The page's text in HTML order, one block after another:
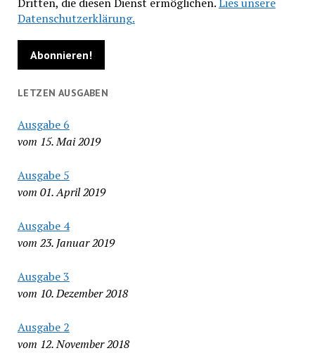
Dritten, die diesen Dienst ermöglichen.Lies unsere
Datenschutzerklärung.
LETZEN AUSGABEN
Ausgabe 6
vom 15. Mai 2019
Ausgabe 5
vom 01. April 2019
Ausgabe 4
vom 23. Januar 2019
Ausgabe 3
vom 10. Dezember 2018
Ausgabe 2
vom 12. November 2018